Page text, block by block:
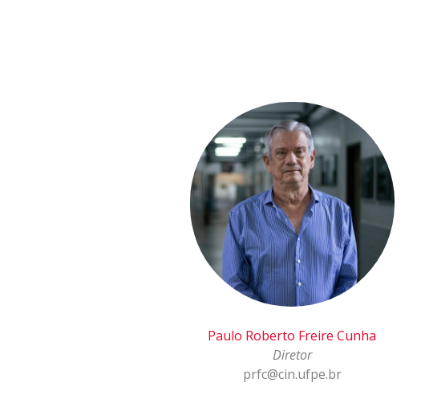
Paulo Roberto Freire Cunha
Diretor
prfc@cin.ufpe.br